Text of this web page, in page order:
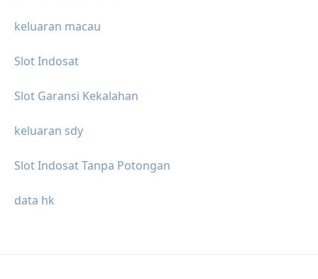
keluaran macau
Slot Indosat
Slot Garansi Kekalahan
keluaran sdy
Slot Indosat Tanpa Potongan
data hk